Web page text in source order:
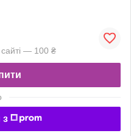
— 100 ₴
з